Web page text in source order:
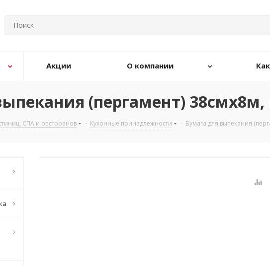
Акции О компании
(пергамент) 38смх8м,
СПА и ресторанов - Кухонные принадлежности - Бумага для выпекания